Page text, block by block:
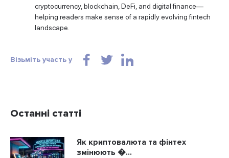
cryptocurrency, blockchain, DeFi, and digital finance—
helping readers make sense of a rapidly evolving fintech
landscape.
Візьміть участь у
Останні статті
Як криптовалюта та фінтех
змінюють �...